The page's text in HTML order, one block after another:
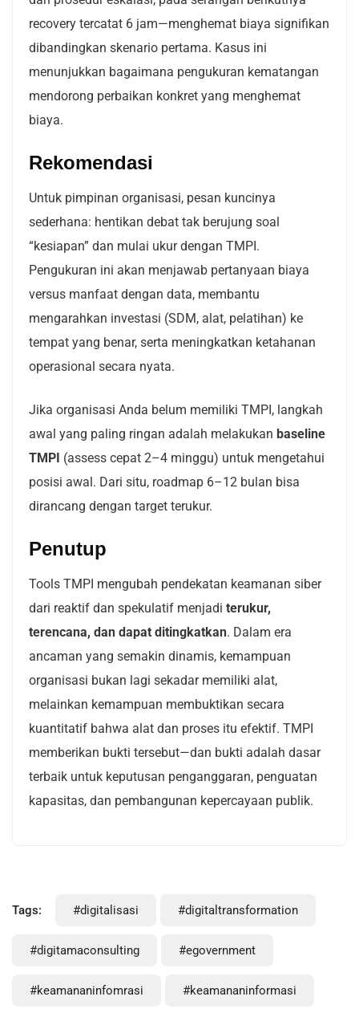
recovery tercatat 6 jam—menghemat biaya signifikan
dibandingkan skenario pertama. Kasus ini
menunjukkan bagaimana pengukuran kematangan
mendorong perbaikan konkret yang menghemat
biaya.
Rekomendasi
Untuk pimpinan organisasi, pesan kuncinya
sederhana: hentikan debat tak berujung soal
“kesiapan” dan mulai ukur dengan TMPI.
Pengukuran ini akan menjawab pertanyaan biaya
versus manfaat dengan data, membantu
mengarahkan investasi (SDM, alat, pelatihan) ke
tempat yang benar, serta meningkatkan ketahanan
operasional secara nyata.
Jika organisasi Anda belum memiliki TMPI, langkah
awal yang paling ringan adalah melakukan baseline
TMPI (assess cepat 2–4 minggu) untuk mengetahui
posisi awal. Dari situ, roadmap 6–12 bulan bisa
dirancang dengan target terukur.
Penutup
Tools TMPI mengubah pendekatan keamanan siber
dari reaktif dan spekulatif menjadi terukur,
terencana, dan dapat ditingkatkan. Dalam era
ancaman yang semakin dinamis, kemampuan
organisasi bukan lagi sekadar memiliki alat,
melainkan kemampuan membuktikan secara
kuantitatif bahwa alat dan proses itu efektif. TMPI
memberikan bukti tersebut—dan bukti adalah dasar
terbaik untuk keputusan penganggaran, penguatan
kapasitas, dan pembangunan kepercayaan publik.
Tags: #digitalisasi #digitaltransformation
#digitamaconsulting #egovernment
#keamananinfomrasi #keamananinformasi